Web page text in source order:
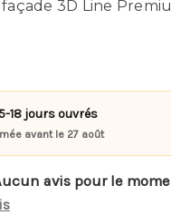
3D Line
18 jours ouvrés
avant le 27 août
avis pour le